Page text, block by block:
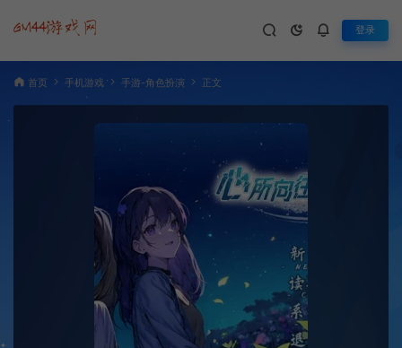
登录
首页 手机游戏 手游-角色扮演 正文